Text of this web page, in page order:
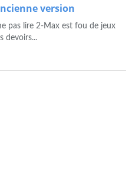
version
pas lire 2-Max est fou de jeux
devoirs...